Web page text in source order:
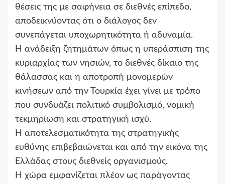
θέσεις της με σαφήνεια σε διεθνές επίπεδο,
αποδεικνύοντας ότι ο διάλογος δεν
συνεπάγεται υποχωρητικότητα ή αδυναμία.
Η ανάδειξη ζητημάτων όπως η υπεράσπιση της
κυριαρχίας των νησιών, το διεθνές δίκαιο της
θάλασσας και η αποτροπή μονομερών
κινήσεων από την Τουρκία έχει γίνει με τρόπο
που συνδυάζει πολιτικό συμβολισμό, νομική
τεκμηρίωση και στρατηγική ισχύ.
Η αποτελεσματικότητα της στρατηγικής
ευθύνης επιβεβαιώνεται και από την εικόνα της
Ελλάδας στους διεθνείς οργανισμούς.
Η χώρα εμφανίζεται πλέον ως παράγοντας